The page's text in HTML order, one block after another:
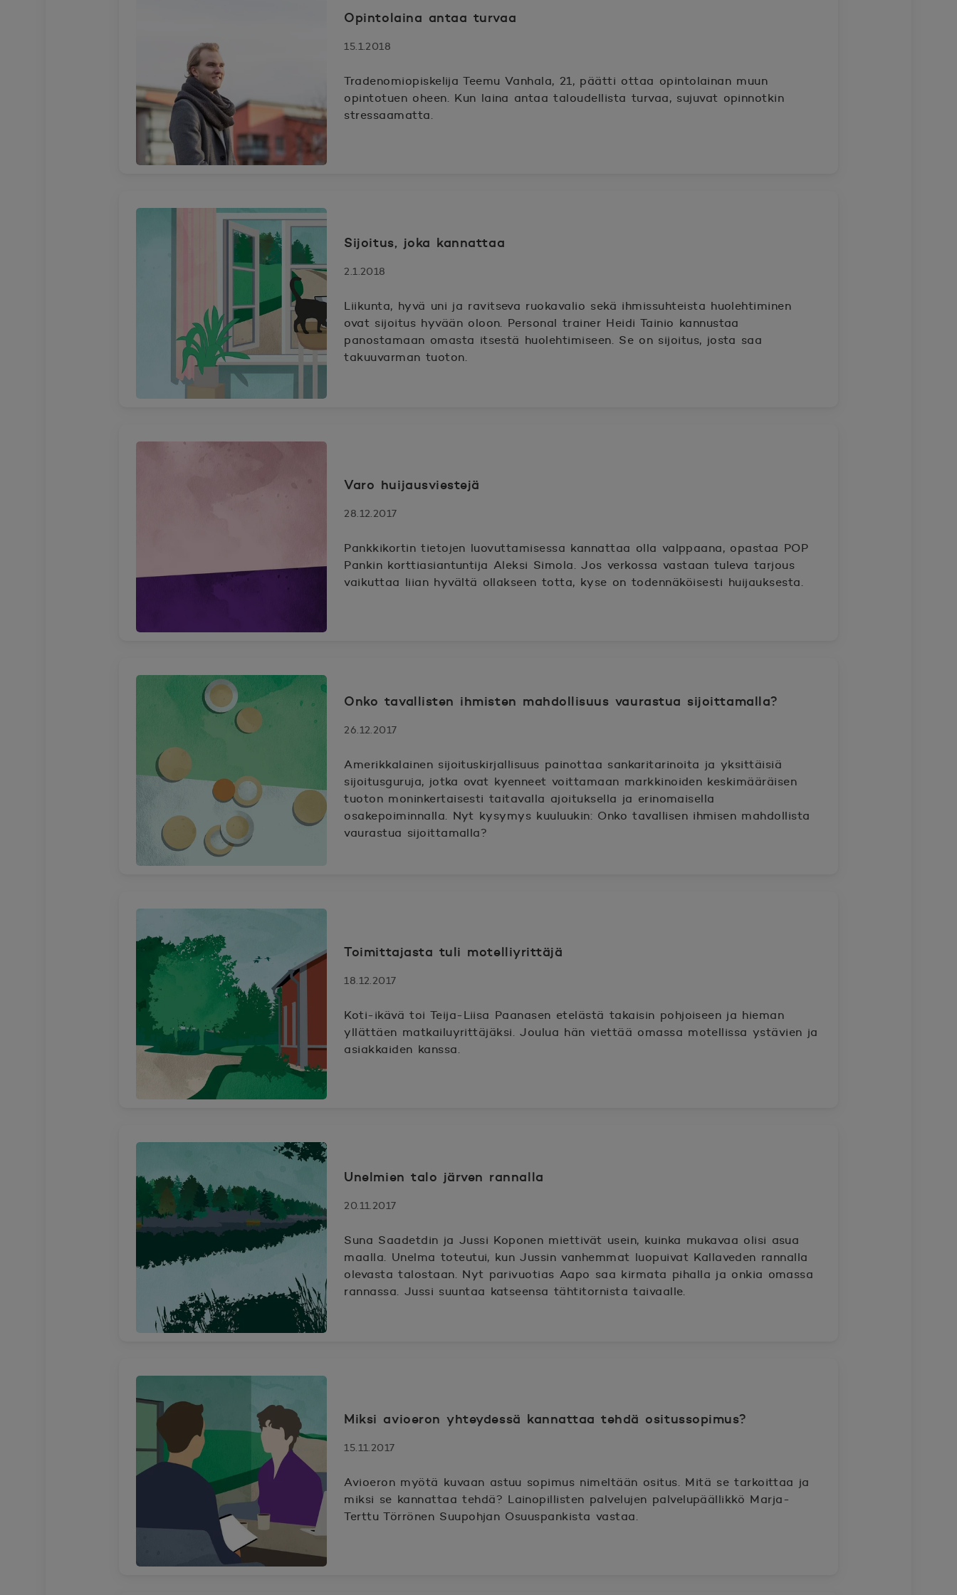
Opintolaina antaa turvaa
15.1.2018
Tradenomiopiskelija Teemu Vanhala, 21, päätti ottaa opintolainan muun
opintotuen oheen. Kun laina antaa taloudellista turvaa, sujuvat opinnotkin
stressaamatta.
Sijoitus, joka kannattaa
2.1.2018
Liikunta, hyvä uni ja ravitseva ruokavalio sekä ihmissuhteista huolehtiminen
ovat sijoitus hyvään oloon. Personal trainer Heidi Tainio kannustaa
panostamaan omasta itsestä huolehtimiseen. Se on sijoitus, josta saa
takuuvarman tuoton.
Varo huijausviestejä
28.12.2017
Pankkikortin tietojen luovuttamisessa kannattaa olla valppaana, opastaa POP
Pankin korttiasiantuntija Aleksi Simola. Jos verkossa vastaan tuleva tarjous
vaikuttaa liian hyvältä ollakseen totta, kyse on todennäköisesti huijauksesta.
Onko tavallisten ihmisten mahdollisuus vaurastua sijoittamalla?
26.12.2017
Amerikkalainen sijoituskirjallisuus painottaa sankaritarinoita ja yksittäisiä
sijoitusguruja, jotka ovat kyenneet voittamaan markkinoiden keskimääräisen
tuoton moninkertaisesti taitavalla ajoituksella ja erinomaisella
osakepoiminnalla. Nyt kysymys kuuluukin: Onko tavallisen ihmisen mahdollista
vaurastua sijoittamalla?
Toimittajasta tuli motelliyrittäjä
18.12.2017
Koti-ikävä toi Teija-Liisa Paanasen etelästä takaisin pohjoiseen ja hieman
yllättäen matkailuyrittäjäksi. Joulua hän viettää omassa motellissa ystävien ja
asiakkaiden kanssa.
Unelmien talo järven rannalla
20.11.2017
Suna Saadetdin ja Jussi Koponen miettivät usein, kuinka mukavaa olisi asua
maalla. Unelma toteutui, kun Jussin vanhemmat luopuivat Kallaveden rannalla
olevasta talostaan. Nyt parivuotias Aapo saa kirmata pihalla ja onkia omassa
rannassa. Jussi suuntaa katseensa tähtitornista taivaalle.
Miksi avioeron yhteydessä kannattaa tehdä ositussopimus?
15.11.2017
Avioeron myötä kuvaan astuu sopimus nimeltään ositus. Mitä se tarkoittaa ja
miksi se kannattaa tehdä? Lainopillisten palvelujen palvelupäällikkö Marja-
Terttu Törrönen Suupohjan Osuuspankista vastaa.